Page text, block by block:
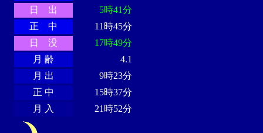
日 出
5時41分
正 中
11時45分
日 没
17時49分
月 齢
4.1
月 出
9時23分
正 中
15時37分
月 入
21時52分